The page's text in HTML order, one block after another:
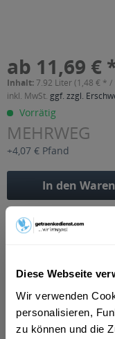
Diese Webseite
Wir verwenden
personalisieren,
zu können und die
ab 11,69 €
Inhalt:7.92 Liter (1,48 € * /
inkl. MwSt. ggf. zzgl.
Vorrätig
MEHRWEG
+4,07 € Pfand
In den
Artikel-Nr.:
Verfügbar in:
mehr
"Oettinger
x 0,33l"